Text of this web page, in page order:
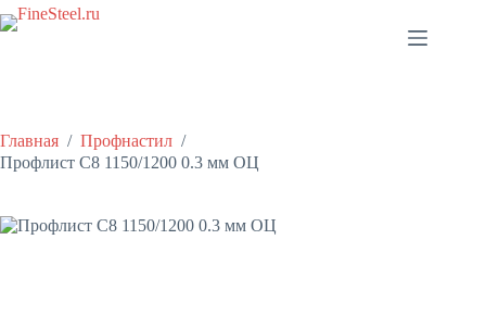
Перейти
к
Главная / Профнастил /
Профлист С8 1150/1200 0.3 мм ОЦ